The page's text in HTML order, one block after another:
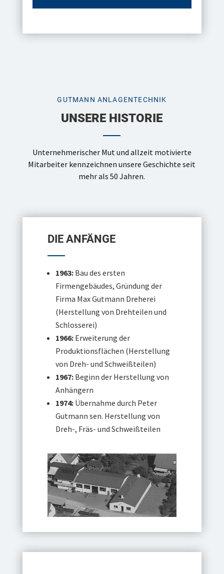
GUTMANN ANLAGENTECHNIK
UNSERE HISTORIE
Unternehmerischer Mut und allzeit motivierte
Mitarbeiter kennzeichnen unsere Geschichte seit
mehr als 50 Jahren.
DIE ANFÄNGE
1963:Bau des ersten
Firmengebäudes, Gründung der
Firma Max Gutmann Dreherei
(Herstellung von Drehteilen und
Schlosserei)
1966:Erweiterung der
Produktionsflächen (Herstellung
von Dreh- und Schweißteilen)
1967:Beginn der Herstellung von
Anhängern
1974:Übernahme durch Peter
Gutmann sen. Herstellung von
Dreh-, Fräs- und Schweißteilen